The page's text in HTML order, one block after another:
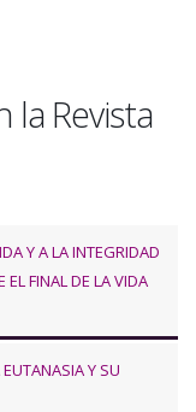
la Revista
Y A LA INTEGRIDAD
EL FINAL DE LA VIDA
Y SU